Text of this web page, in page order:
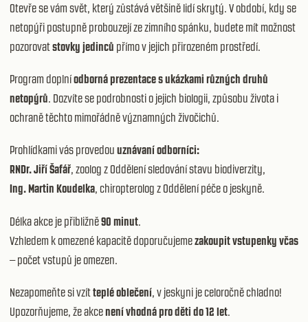
Otevře se vám svět, který zůstává většině lidí skrytý. V období, kdy se
netopýři postupně probouzejí ze zimního spánku, budete mít možnost
pozorovatstovky jedinců přímo v jejich přirozeném prostředí.
Program doplníodborná prezentace s ukázkami různých druhů
netopýrů. Dozvíte se podrobnosti o jejich biologii, způsobu života i
ochraně těchto mimořádně významných živočichů.
Prohlídkami vás provedou uznávaní odborníci:
RNDr. Jiří Šafář, zoolog z Oddělení sledování stavu biodiverzity,
Ing. Martin Koudelka, chiropterolog z Oddělení péče o jeskyně.
Délka akce je přibližně90 minut.
Vzhledem k omezené kapacitě doporučujemezakoupit vstupenky včas
– počet vstupů je omezen.
Nezapomeňte si vzítteplé oblečení, v jeskyni je celoročně chladno!
Upozorňujeme, že akcenení vhodná pro děti do 12 let.